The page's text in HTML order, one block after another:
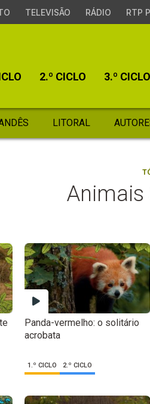
TELEVISÃO RÁDIO RTP
2.º CICLO 3.º CICLO
LITORAL
Animais
Panda-vermelho: o solitário
acrobata
1.º CICLO 2.º CICLO